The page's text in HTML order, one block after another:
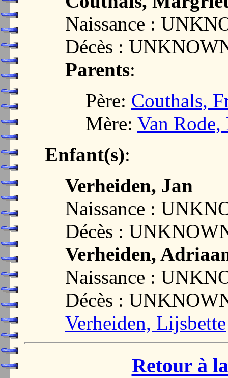
Naissance :
Décès :
Parents:
Père: Couthals,
Mère: Van
Enfant(s):
Verheiden, Jan
Naissance :
Décès :
Verheiden,
Naissance :
Décès :
Verheiden, Lijsbette
Retour à